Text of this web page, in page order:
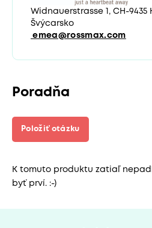
Widnauerstrasse 1, CH-9435
Švýcarsko
emea@rossmax.com
Poradňa
Položiť otázku
K tomuto produktu zatiaľ
byť prví. :-)